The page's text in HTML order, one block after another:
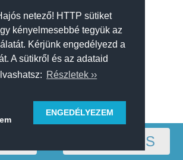
netező! HTTP sütiket
kényelmesebbé tegyük az
Kérjünk engedélyezd a
A sütikről és az adataid
Részletek ››
ENGEDÉLYEZEM
SZŰRÉS